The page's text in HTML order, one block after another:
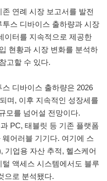
연례 시장 보고서를 발전
스 디바이스 출하량과 시장
이터를 지속적으로 제공한
현황과 시장 변화를 분석하
고할 수 있다.
디바이스 출하량은 2026
며, 이후 지속적인 성장세를
모를 넘어설 전망이다.
PC, 태블릿 등 기존 플랫폼
어러블 기기다. 여기에 스
기업용 자산 추적, 헬스케어
액세스 시스템에서도 블루
으로 분석됐다.